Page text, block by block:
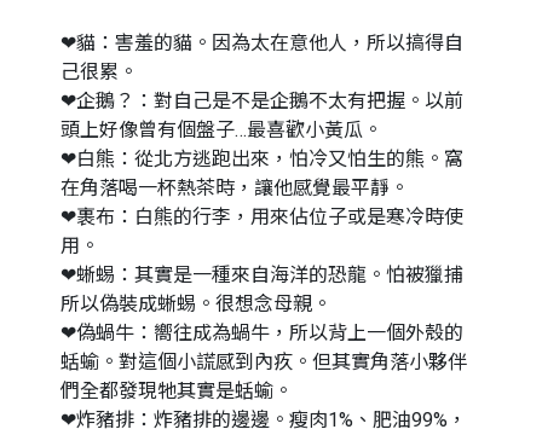
❤貓：害羞的貓。因為太在意他人，所以搞得自
己很累。
❤企鵝？：對自己是不是企鵝不太有把握。以前
頭上好像曾有個盤子…最喜歡小黃瓜。
❤白熊：從北方逃跑出來，怕冷又怕生的熊。窩
在角落喝一杯熱茶時，讓他感覺最平靜。
❤裹布：白熊的行李，用來佔位子或是寒冷時使
用。
❤蜥蜴：其實是一種來自海洋的恐龍。怕被獵捕
所以偽裝成蜥蜴。很想念母親。
❤偽蝸牛：嚮往成為蝸牛，所以背上一個外殼的
蛞蝓。對這個小謊感到內疚。但其實角落小夥伴
們全都發現牠其實是蛞蝓。
❤炸豬排：炸豬排的邊邊。瘦肉1%、肥油99%，